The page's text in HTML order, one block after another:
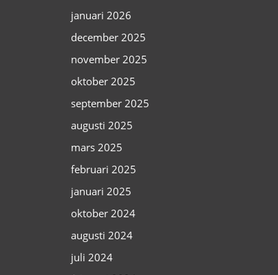
januari 2026
december 2025
november 2025
oktober 2025
september 2025
augusti 2025
mars 2025
februari 2025
januari 2025
oktober 2024
augusti 2024
juli 2024